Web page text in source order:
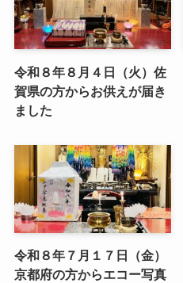
令和８年８月４日（火）佐
賀県の方からお供えが届き
ました
令和８年７月１７日（金）
京都府の方からエコー写真